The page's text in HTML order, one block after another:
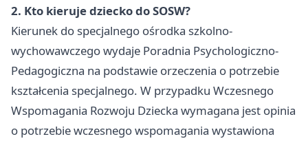
2. Kto kieruje dziecko do SOSW?
Kierunek do specjalnego ośrodka szkolno-
wychowawczego wydaje Poradnia Psychologiczno-
Pedagogiczna na podstawie orzeczenia o potrzebie
kształcenia specjalnego. W przypadku Wczesnego
Wspomagania Rozwoju Dziecka wymagana jest opinia
o potrzebie wczesnego wspomagania wystawiona